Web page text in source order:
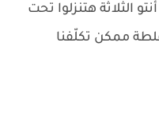
الثلاثة هتنزلوا تحت
ممكن تكلّفنا